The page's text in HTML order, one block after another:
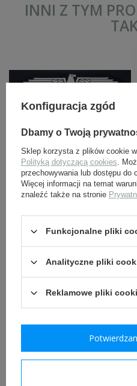
INNI Z TYM
Obszycie BeVo Adler SS,
czarne
18,00 zł
9,20 zł
Konfiguracja zgód
Dbamy o Twoją
Sklep korzysta z plików cookie
Polityką dotyczącą cookies.
przechowywania lub dostępu do
Więcej informacji na temat
znaleźć także na stronie
Funkcjonalne pliki
Analityczne pliki
Reklamowe pliki